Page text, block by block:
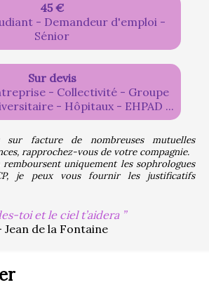
45 €
- Demandeur d'emploi -
Sénior
Sur devis
- Collectivité - Groupe
- Hôpitaux - EHPAD ...
facture de nombreuses mutuelles
rapprochez-vous de votre compagnie.
remboursent uniquement les sophrologues
je peux vous fournir les justificatifs
toi et le ciel t’aidera
Jean de la Fontaine